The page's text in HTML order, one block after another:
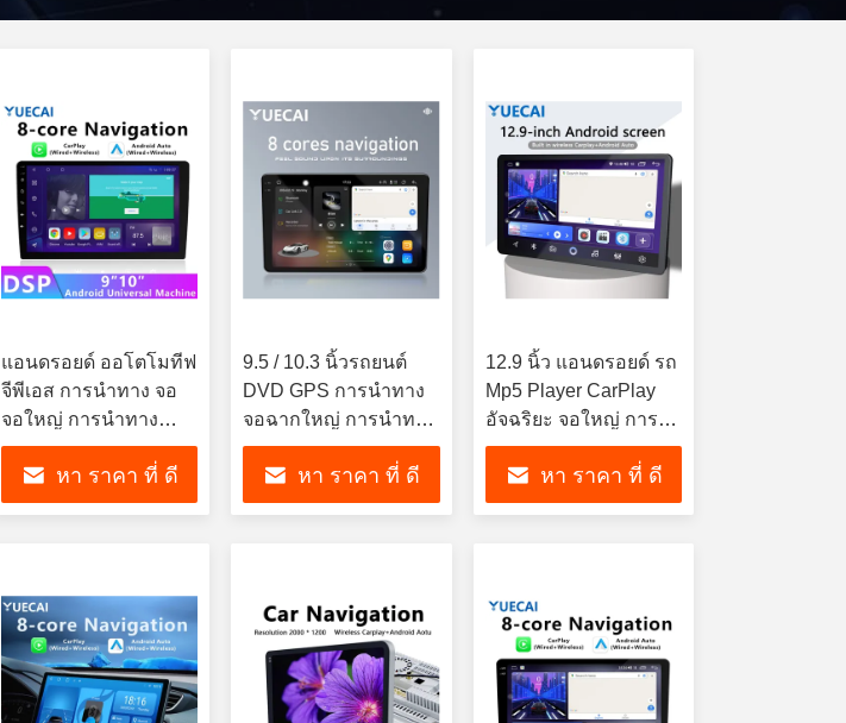
แอนดรอยด์ ออโตโมทีฟ
จีพีเอส การนําทาง จอ
จอใหญ่ การนําทาง
รถยนต์ เครื่องบูรณา
การ
หา ราคา ที่ ดี
9.5 / 10.3 นิ้วรถยนต์
DVD GPS การนําทาง
จอฉากใหญ่ การนําทาง
รถยนต์
หา ราคา ที่ ดี
12.9 นิ้ว แอนดรอยด์ รถ
Mp5 Player CarPlay
อัจฉริยะ จอใหญ่ การนํา
ทางรถ GPS
หา ราคา ที่ ดี